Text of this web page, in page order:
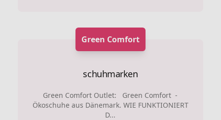
Green Comfort
schuhmarken
Green Comfort Outlet: Green Comfort -
Ökoschuhe aus Dänemark. WIE FUNKTIONIERT
D...